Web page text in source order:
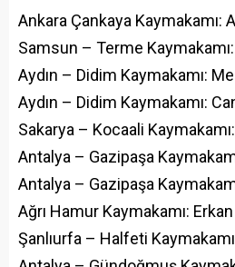
Ankara Çankaya Kaymakamı:
Samsun – Terme
Aydın – Didim Kaymakamı:
Aydın – Didim Kaymakamı:
Sakarya – Kocaali
Antalya – Gazipaşa
Antalya – Gazipaşa
Ağrı Hamur Kaymakamı:
Şanlıurfa – Halfeti